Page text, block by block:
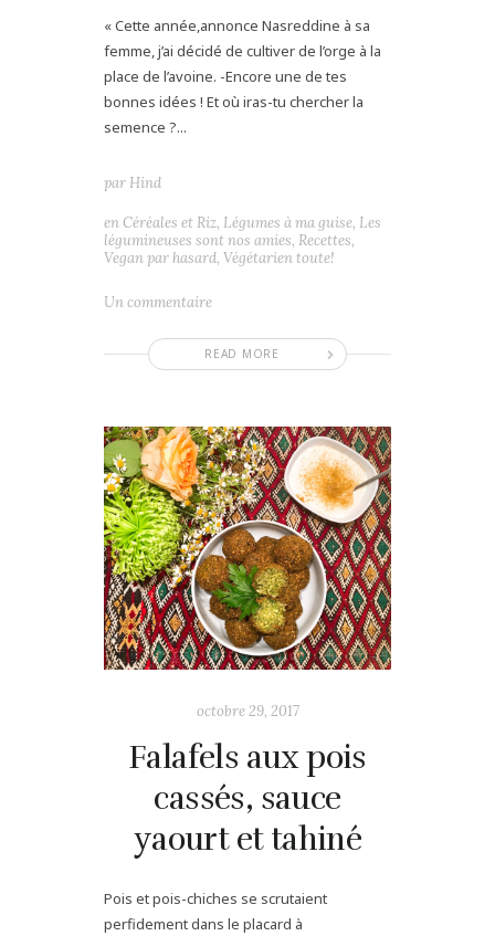
« Cette année,annonce Nasreddine à sa
femme, j’ai décidé de cultiver de l’orge à la
place de l’avoine. -Encore une de tes
bonnes idées ! Et où iras-tu chercher la
semence ?...
READ MORE
par Hind
enCéréales et Riz, Légumes à ma guise, Les
légumineuses sont nos amies, Recettes,
Vegan par hasard, Végétarien toute!
Un commentaire
octobre 29, 2017
Falafels aux pois
cassés, sauce
yaourt et tahiné
Pois et pois-chiches se scrutaient
perfidement dans le placard à